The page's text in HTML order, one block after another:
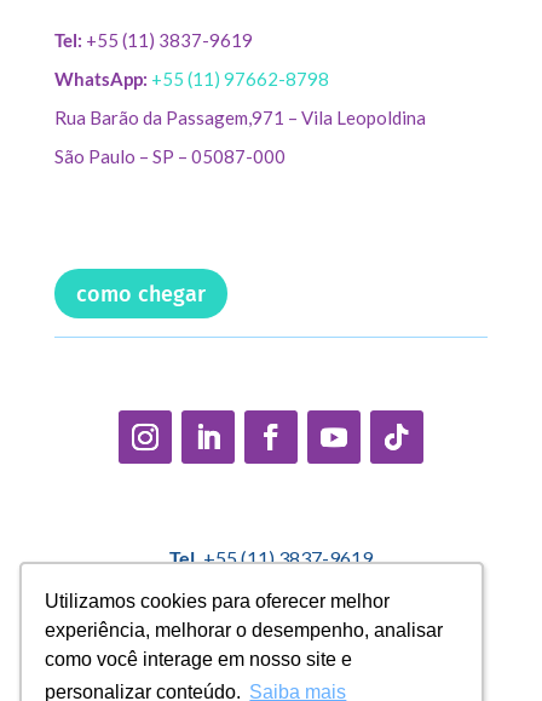
Utilizamos cookies para oferecer melhor
experiência, melhorar o desempenho, analisar
como você interage em nosso site e
personalizar conteúdo. Saiba mais
Utilizamos cookies para oferecer melhor
experiência, melhorar o desempenho, analisar
como você interage em nosso site e
personalizar conteúdo. Saiba mais
Tel: +55 (11) 3837-9619
WhatsApp: +55 (11) 97662-8798
Rua Barão da Passagem,971 – Vila Leopoldina
São Paulo – SP – 05087-000
como chegar
Tel.+55 (11) 3837-9619
Política Interna de Proteção de Dados |Encarregado de
Dados: Marcelo Correa |
denuncias@casadopequenocidadao.org.br